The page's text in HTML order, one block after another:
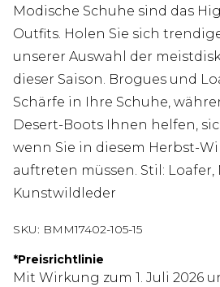
Modische Schuhe sind das
Outfits. Holen Sie sich
unserer Auswahl der
dieser Saison. Brogues und
Schärfe in Ihre Schuhe,
Desert-Boots Ihnen helfen,
wenn Sie in diesem Herbst-
auftreten müssen. Stil: Loafer,
Kunstwildleder
SKU: BMM17402-105-15
*Preisrichtlinie
Mit Wirkung zum 1. Juli 2026